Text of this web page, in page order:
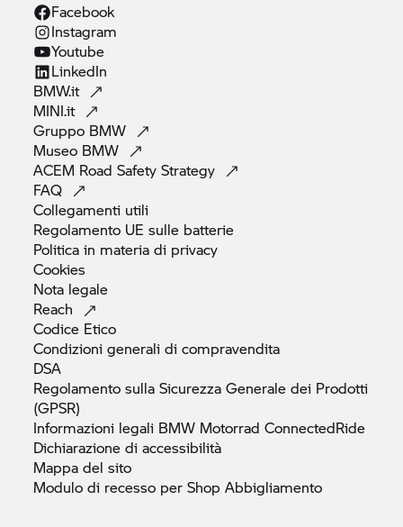
Facebook
Instagram
Youtube
LinkedIn
BMW.it
MINI.it
Gruppo BMW
Museo BMW
ACEM Road SafetyStrategy
FAQ
Collegamenti utili
Regolamento UE sulle batterie
Politica in materia di privacy
Cookies
Nota legale
Reach
Codice Etico
Condizioni generali dicompravendita
DSA
Regolamento sulla Sicurezza Generale dei Prodotti
(GPSR)
Informazioni legali BMW Motorrad ConnectedRide
Dichiarazione diaccessibilità
Mappa delsito
Modulo di recesso per ShopAbbigliamento